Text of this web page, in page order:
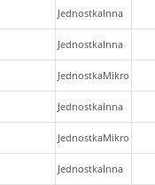
JednostkaInna
JednostkaInna
JednostkaMikro
JednostkaInna
JednostkaMikro
JednostkaInna